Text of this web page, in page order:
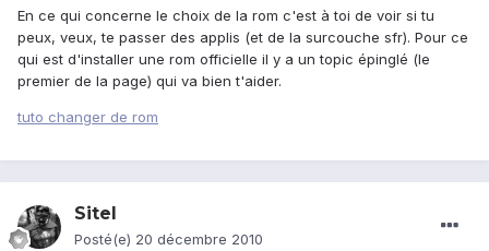
En ce qui concerne le choix de la rom c'est à toi de voir si tu
peux, veux, te passer des applis (et de la surcouche sfr). Pour ce
qui est d'installer une rom officielle il y a un topic épinglé (le
premier de la page) qui va bien t'aider.
tuto changer de rom
Sitel
Posté(e) 20 décembre 2010